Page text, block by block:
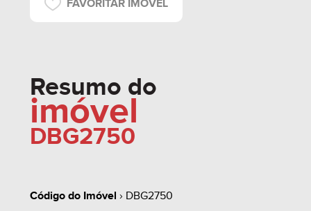
FAVORITAR IMÓVEL
Resumo do
imóvel
DBG2750
Código do Imóvel › DBG2750